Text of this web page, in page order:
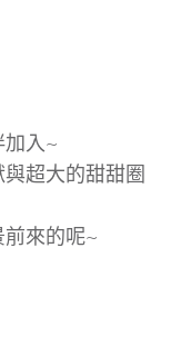
加入~
超大的甜甜圈
來的呢~